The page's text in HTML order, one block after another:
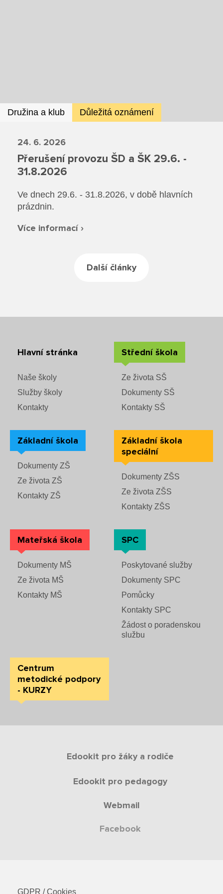
Družina a klub Důležitá oznámení
24. 6. 2026
Přerušení provozu ŠD a ŠK 29.6. -
31.8.2026
Ve dnech 29.6. - 31.8.2026, v době hlavních
prázdnin.
Více informací ›
Další články
Hlavní stránka
Naše školy
Služby školy
Kontakty
Střední škola
Ze života SŠ
Dokumenty SŠ
Kontakty SŠ
Základní škola
Dokumenty ZŠ
Ze života ZŠ
Kontakty ZŠ
Základní škola
speciální
Dokumenty ZŠS
Ze života ZŠS
Kontakty ZŠS
Mateřská škola
Dokumenty MŠ
Ze života MŠ
Kontakty MŠ
SPC
Poskytované služby
Dokumenty SPC
Pomůcky
Kontakty SPC
Žádost o poradenskou
službu
Centrum
metodické podpory
- KURZY
Edookit pro žáky a rodiče
Edookit pro pedagogy
Webmail
Facebook
GDPR / Cookies